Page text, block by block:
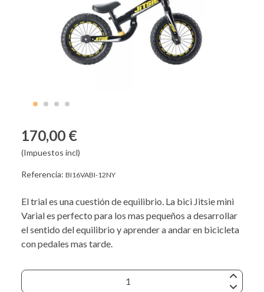
170,00 €
(Impuestos incl)
Referencia: BI16VABI-12NY
El trial es una cuestión de equilibrio. La bici Jitsie mini
Varial es perfecto para los mas pequeños a desarrollar
el sentido del equilibrio y aprender a andar en bicicleta
con pedales mas tarde.